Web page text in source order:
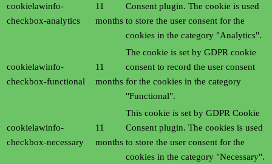
cookielawinfo-
checkbox-analytics
11
months
Consent plugin. The cookie is used
to store the user consent for the
cookies in the category "Analytics".
cookielawinfo-
checkbox-functional
11
months
The cookie is set by GDPR cookie
consent to record the user consent
for the cookies in the category
"Functional".
cookielawinfo-
checkbox-necessary
11
months
This cookie is set by GDPR Cookie
Consent plugin. The cookies is used
to store the user consent for the
cookies in the category "Necessary".